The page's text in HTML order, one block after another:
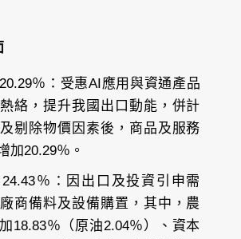
％：受惠AI應用與資通產品
絡，提升我國出口動能，併計
剔除物價因素後，商品及服務
加20.29％。
％：因出口及投資引申需
商備料及設備購置，其中，農
18.83％（原油2.04％）、資本